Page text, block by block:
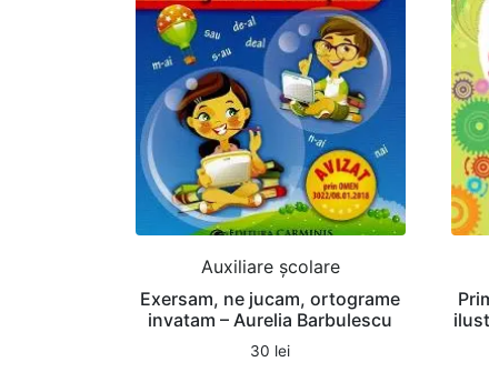
Auxiliare şcolare
Exersam, ne jucam, ortograme
invatam – Aurelia Barbulescu
30 lei